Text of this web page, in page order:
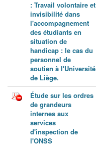
: Travail volontaire et
invisibilité dans
l'accompagnement
des étudiants en
situation de
handicap : le cas du
personnel de
soutien à l'Université
de Liège.
Étude sur les ordres
de grandeurs
internes aux
services
d'inspection de
l'ONSS